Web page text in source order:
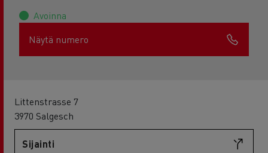
Avoinna
Näytä numero
Littenstrasse 7
3970 Salgesch
Sijainti